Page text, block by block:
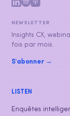
NEWSLETTER
Insights CX,
fois par mois.
S'abonner →
LISTEN
Enquêtes